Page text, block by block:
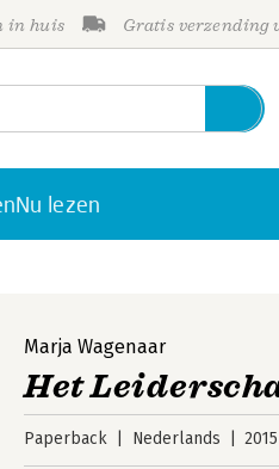
in huis Gratis verzending
Nu lezen
Marja Wagenaar
Het
Paperback Nederlands 2015